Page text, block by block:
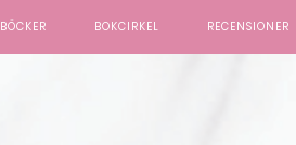
BÖCKER BOKCIRKEL RECENSIONER